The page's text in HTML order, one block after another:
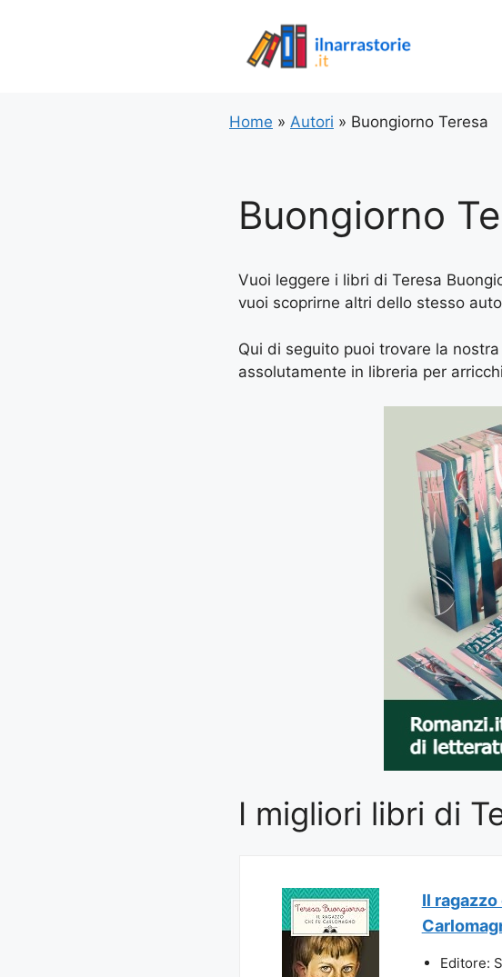
Home » Autori » Buongiorno Teresa
Buongiorno
Vuoi leggere i libri di Teresa
vuoi scoprirne altri dello stesso
Qui di seguito puoi trovare la
assolutamente in libreria per
I migliori libri di
Il
Editore: